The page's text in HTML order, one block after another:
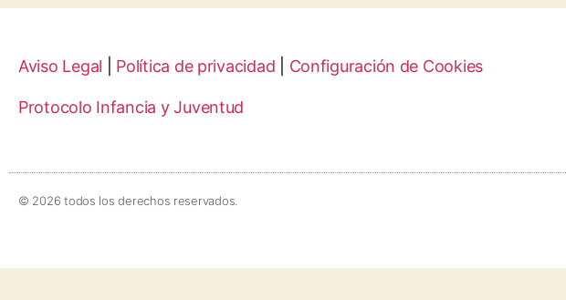
Aviso Legal Política de privacidad Configuración de Cookies
Protocolo Infancia y Juventud
© 2026 todos los derechos reservados.